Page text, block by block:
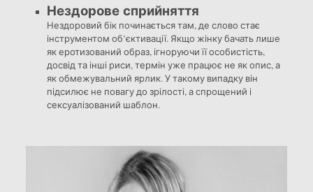
Нездорове сприйняття
Нездоровий бік починається там, де слово стає
інструментом об’єктивації. Якщо жінку бачать лише
як еротизований образ, ігноруючи її особистість,
досвід та інші риси, термін уже працює не як опис, а
як обмежувальний ярлик. У такому випадку він
підсилює не повагу до зрілості, а спрощений і
сексуалізований шаблон.